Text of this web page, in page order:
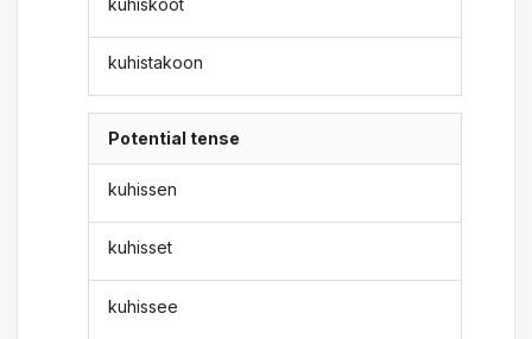
kuhistakoon
Potential tense
kuhissen
kuhisset
kuhissee